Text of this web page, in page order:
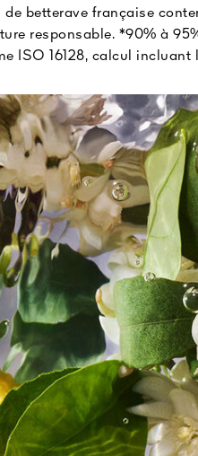
betterave française
responsable. *90% à
ISO 16128, calcul incluant